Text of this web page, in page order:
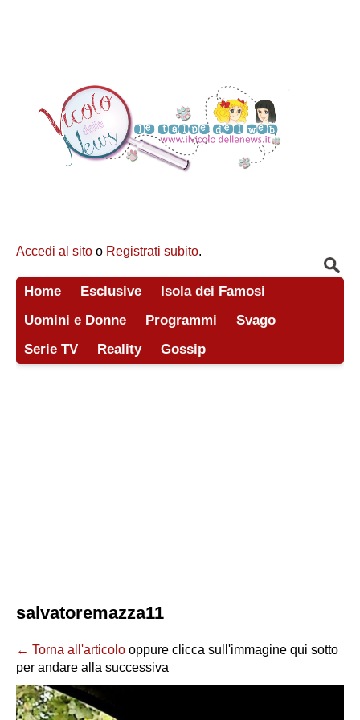
Accedi al sito o Registrati subito.
Home Esclusive
Isola dei Famosi
Uomini e Donne
Programmi
Svago
Serie TV
Reality Gossip
salvatoremazza11
← Torna all'articolo oppure clicca sull'immagine qui sotto
per andare alla successiva